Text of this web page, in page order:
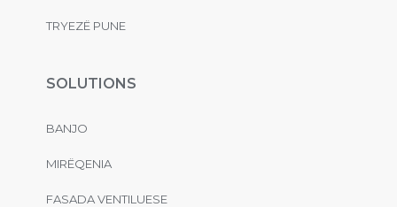
TRYEZË PUNE
SOLUTIONS
BANJO
MIRËQENIA
FASADA VENTILUESE